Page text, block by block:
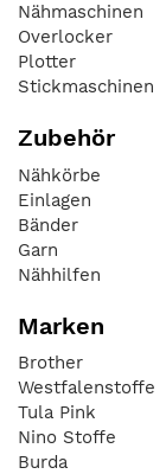
Nähmaschinen
Overlocker
Plotter
Stickmaschinen
Zubehör
Nähkörbe
Einlagen
Bänder
Garn
Nähhilfen
Marken
Brother
Westfalenstoffe
Tula Pink
Nino Stoffe
Burda